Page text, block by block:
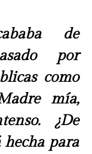
de
por
como
mía,
¿De
hecha para